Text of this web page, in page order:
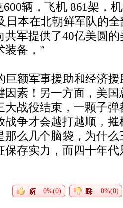
辆，飞机 861架，
日本在北朝鲜军队的
共军提供了40亿美圆
装备，”
额军事援助和经济援
因素！另一方面，美国
大战役结束，一颗子
战争才会越打越顺，
那么几个脑袋，为什
保存实力，而四十年
0%(0) 0%(0)